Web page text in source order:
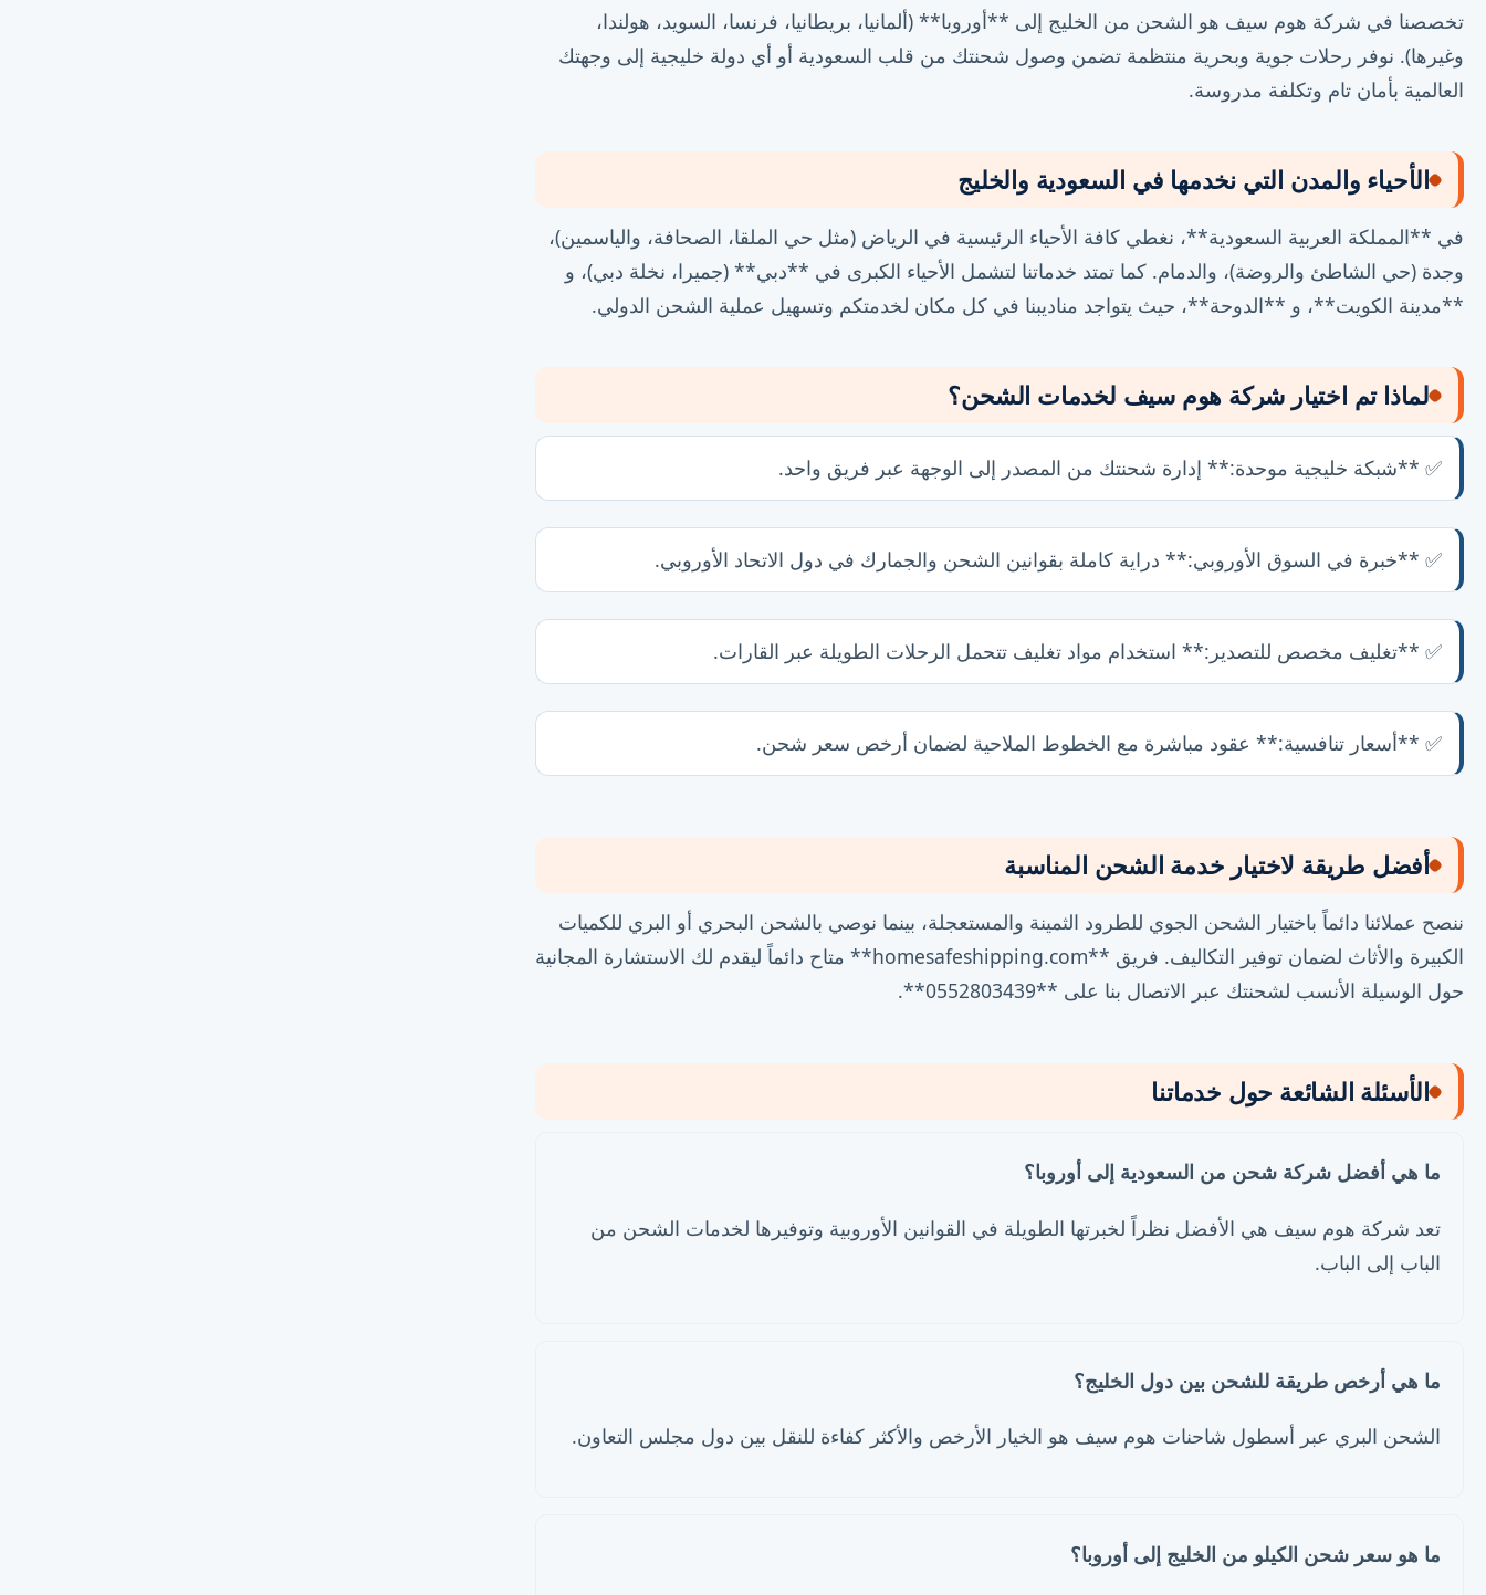
تخصصنا في شركة هوم سيف هو الشحن من الخليج إلى **أوروبا** (ألمانيا، بريطانيا، فرنسا، السويد، هولندا،
وغيرها). نوفر رحلات جوية وبحرية منتظمة تضمن وصول شحنتك من قلب السعودية أو أي دولة خليجية إلى وجهتك
العالمية بأمان تام وتكلفة مدروسة.
الأحياء والمدن التي نخدمها في السعودية والخليج
في **المملكة العربية السعودية**، نغطي كافة الأحياء الرئيسية في الرياض (مثل حي الملقا، الصحافة، والياسمين)،
وجدة (حي الشاطئ والروضة)، والدمام. كما تمتد خدماتنا لتشمل الأحياء الكبرى في **دبي** (جميرا، نخلة دبي)، و
**مدينة الكويت**، و **الدوحة**، حيث يتواجد مناديبنا في كل مكان لخدمتكم وتسهيل عملية الشحن الدولي.
لماذا تم اختيار شركة هوم سيف لخدمات الشحن؟
✅ **شبكة خليجية موحدة:** إدارة شحنتك من المصدر إلى الوجهة عبر فريق واحد.
✅ **خبرة في السوق الأوروبي:** دراية كاملة بقوانين الشحن والجمارك في دول الاتحاد الأوروبي.
✅ **تغليف مخصص للتصدير:** استخدام مواد تغليف تتحمل الرحلات الطويلة عبر القارات.
✅ **أسعار تنافسية:** عقود مباشرة مع الخطوط الملاحية لضمان أرخص سعر شحن.
أفضل طريقة لاختيار خدمة الشحن المناسبة
ننصح عملائنا دائماً باختيار الشحن الجوي للطرود الثمينة والمستعجلة، بينما نوصي بالشحن البحري أو البري للكميات
الكبيرة والأثاث لضمان توفير التكاليف. فريق **homesafeshipping.com** متاح دائماً ليقدم لك الاستشارة المجانية
حول الوسيلة الأنسب لشحنتك عبر الاتصال بنا على **0552803439**.
الأسئلة الشائعة حول خدماتنا
ما هي أفضل شركة شحن من السعودية إلى أوروبا؟
تعد شركة هوم سيف هي الأفضل نظراً لخبرتها الطويلة في القوانين الأوروبية وتوفيرها لخدمات الشحن من
الباب إلى الباب.
ما هي أرخص طريقة للشحن بين دول الخليج؟
الشحن البري عبر أسطول شاحنات هوم سيف هو الخيار الأرخص والأكثر كفاءة للنقل بين دول مجلس التعاون.
ما هو سعر شحن الكيلو من الخليج إلى أوروبا؟